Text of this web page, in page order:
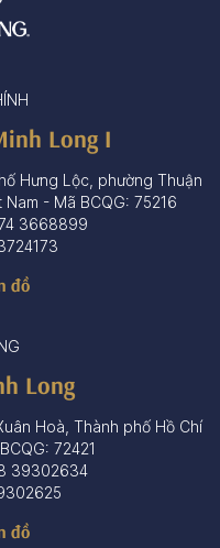
Long I
Hưng Lộc, phường Thuận
- Mã BCQG: 75216
3668899
đồ
Long
Hoà, Thành phố Hồ Chí
72421
39302634
đồ